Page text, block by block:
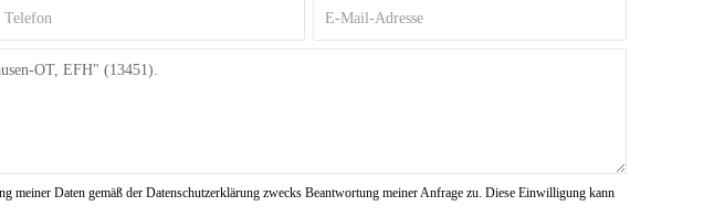
meiner Daten gemäß der Datenschutzerklärung zwecks Beantwortung meiner Anfrage zu. Diese Einwilligung kann